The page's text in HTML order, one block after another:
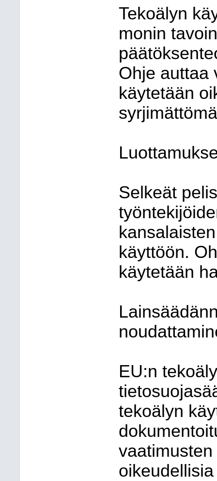
Tekoälyn
monin
Ohje auttaa
käytetään
Selkeät
käyttöön.
käytetään
EU:n
tekoälyn